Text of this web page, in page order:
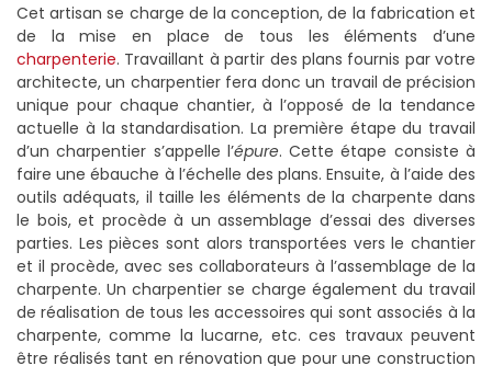
Cet artisan se charge de la conception, de la fabrication et
de la mise en place de tous les éléments d’une
charpenterie. Travaillant à partir des plans fournis par votre
architecte, un charpentier fera donc un travail de précision
unique pour chaque chantier, à l’opposé de la tendance
actuelle à la standardisation. La première étape du travail
d’un charpentier s’appelle l’épure. Cette étape consiste à
faire une ébauche à l’échelle des plans. Ensuite, à l’aide des
outils adéquats, il taille les éléments de la charpente dans
le bois, et procède à un assemblage d’essai des diverses
parties. Les pièces sont alors transportées vers le chantier
et il procède, avec ses collaborateurs à l’assemblage de la
charpente. Un charpentier se charge également du travail
de réalisation de tous les accessoires qui sont associés à la
charpente, comme la lucarne, etc. ces travaux peuvent
être réalisés tant en rénovation que pour une construction